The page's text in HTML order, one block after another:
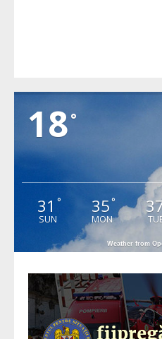
18°
31 °
SUN
35°
MON
Weather from